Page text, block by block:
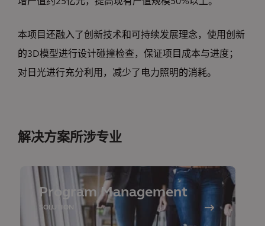
本项目还融入了创新技术和可持续发展理念，使用创新
的3D模型进行设计碰撞检查，保证项目成本与进度；
对日光进行充分利用，减少了电力照明的消耗。
解决方案所涉专业
Program Management
SOLUTION